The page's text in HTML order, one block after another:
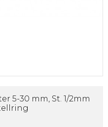
5-30 mm, St. 1/2mm